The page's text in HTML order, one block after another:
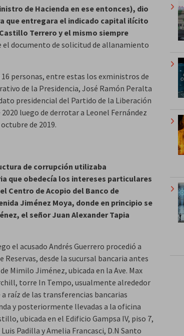
de Hacienda en ese entonces), dio
que entregara el indicado capital ilícito
Terrero y el mismo siempre
el documento de solicitud de allanamiento
personas, entre estas los exministros de
de la Presidencia, José Ramón Peralta
presidencial del Partido de la Liberación
luego de derrotar a Leonel Fernández
de 2019.
de corrupción utilizaba
que obedecía los intereses particulares
Centro de Acopio del Banco de
Jiménez Moya, donde en principio se
el señor Juan Alexander Tapia
el acusado Andrés Guerrero procedió a
desde la sucursal bancaria antes
Mimilo Jiménez, ubicada en la Ave. Max
torre In Tempo, usualmente alrededor
raíz de las transferencias bancarias
y posteriormente llevadas a la oficina
ubicada en el Edificio Gampsa IV, piso 7,
Padilla y Amelia Francasci, D.N Santo